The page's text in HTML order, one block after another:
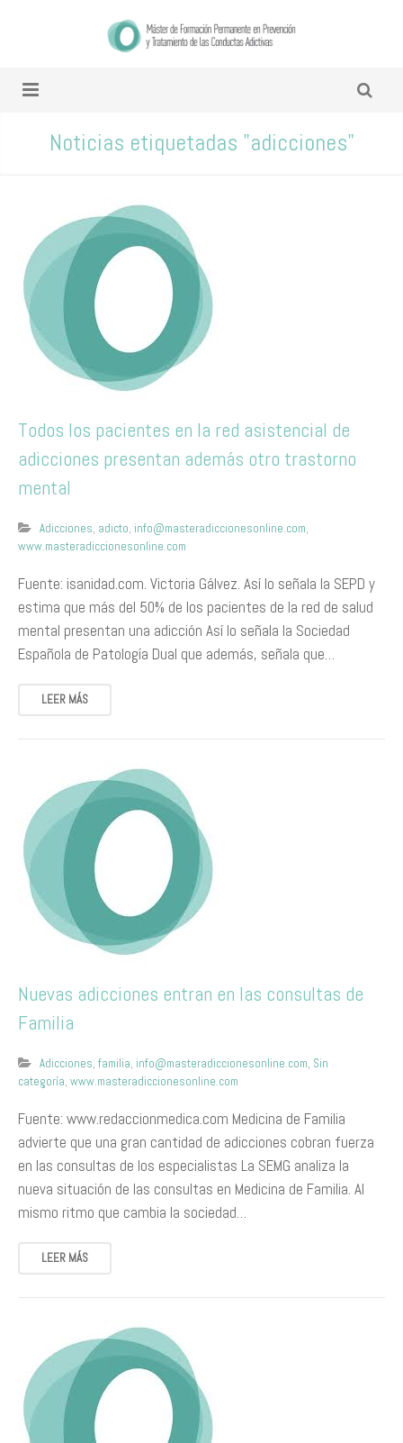
Noticias etiquetadas "adicciones"
Todos los pacientes en la red asistencial de
adicciones presentan además otro trastorno
mental
Adicciones, adicto, info@masteradiccionesonline.com,
www.masteradiccionesonline.com
Fuente: isanidad.com. Victoria Gálvez. Así lo señala la SEPD y
estima que más del 50% de los pacientes de la red de salud
mental presentan una adicción Así lo señala la Sociedad
Española de Patología Dual que además, señala que…
LEER MÁS
Nuevas adicciones entran en las consultas de
Familia
Adicciones, familia, info@masteradiccionesonline.com, Sin
categoría, www.masteradiccionesonline.com
Fuente: www.redaccionmedica.com Medicina de Familia
advierte que una gran cantidad de adicciones cobran fuerza
en las consultas de los especialistas La SEMG analiza la
nueva situación de las consultas en Medicina de Familia. Al
mismo ritmo que cambia la sociedad…
LEER MÁS